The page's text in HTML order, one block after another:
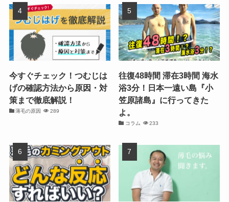
今すぐチェック！つむじは
げの確認方法から原因・対
策まで徹底解説！
薄毛の原因 289
往復48時間 滞在3時間 海水
浴3分！日本一遠い島『小
笠原諸島』に行ってきた
よ。
コラム 233